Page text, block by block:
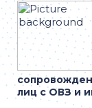
лиц с ОВЗ и